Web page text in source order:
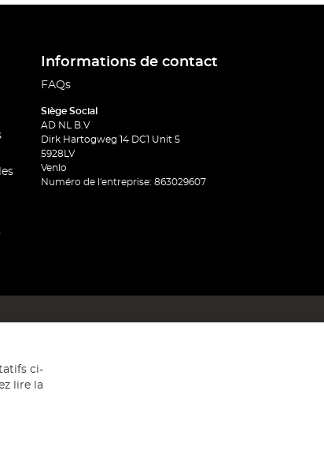
Informations de contact
FAQs
Siège Social
AD NL B.V
Dirk Hartogweg 14 DC1 Unit 5
5928LV
Venlo
Numéro de l'entreprise: 863029607
ci-
lire la